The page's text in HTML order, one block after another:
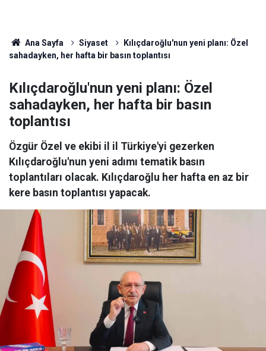
Ana Sayfa Siyaset
Kılıçdaroğlu'nun yeni planı: Özel
sahadayken, her hafta bir basın toplantısı
Kılıçdaroğlu'nun yeni planı: Özel
sahadayken, her hafta bir basın
toplantısı
Özgür Özel ve ekibi il il Türkiye'yi gezerken
Kılıçdaroğlu'nun yeni adımı tematik basın
toplantıları olacak. Kılıçdaroğlu her hafta en az bir
kere basın toplantısı yapacak.